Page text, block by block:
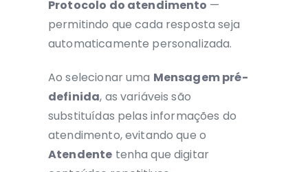
Protocolo do atendimento —
permitindo que cada resposta seja
automaticamente personalizada.
Ao selecionar uma Mensagem pré-
definida, as variáveis são
substituídas pelas informações do
atendimento, evitando que o
Atendente tenha que digitar